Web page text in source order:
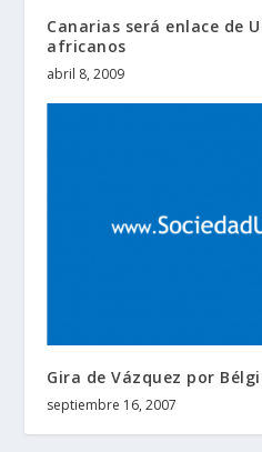
Canarias será enlace de
africanos
abril 8, 2009
Gira de Vázquez por
septiembre 16, 2007